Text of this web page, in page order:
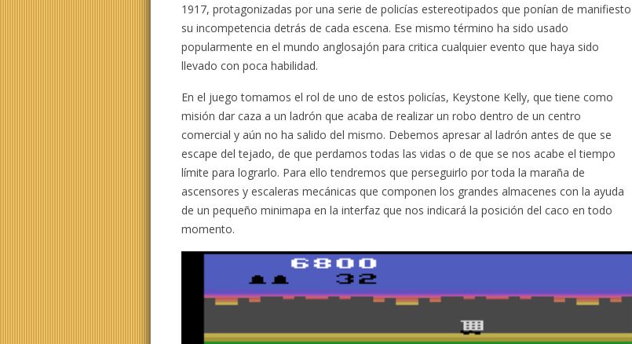
1917, protagonizadas por una serie de policías estereotipados que ponían de manifiesto
su incompetencia detrás de cada escena. Ese mismo término ha sido usado
popularmente en el mundo anglosajón para critica cualquier evento que haya sido
llevado con poca habilidad.
En el juego tomamos el rol de uno de estos policías, Keystone Kelly, que tiene como
misión dar caza a un ladrón que acaba de realizar un robo dentro de un centro
comercial y aún no ha salido del mismo. Debemos apresar al ladrón antes de que se
escape del tejado, de que perdamos todas las vidas o de que se nos acabe el tiempo
límite para lograrlo. Para ello tendremos que perseguirlo por toda la maraña de
ascensores y escaleras mecánicas que componen los grandes almacenes con la ayuda
de un pequeño minimapa en la interfaz que nos indicará la posición del caco en todo
momento.